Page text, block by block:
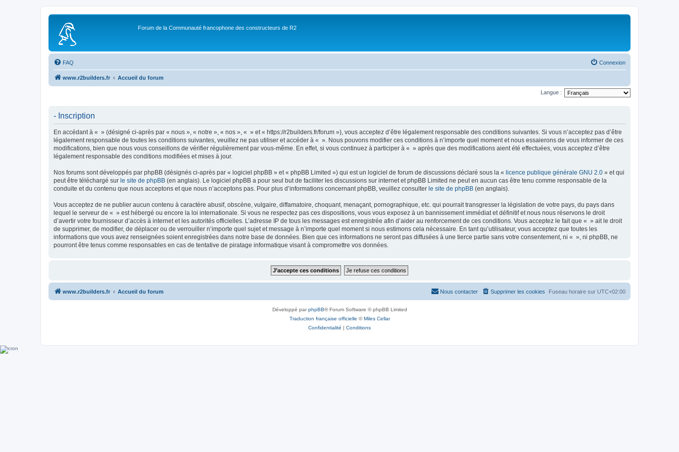
Forum de la Communauté francophone des constructeurs de R2
FAQ Connexion
www.r2builders.fr Accueil du forum
Langue :
- Inscription
En accédant à « » (désigné ci-après par « nous », « notre », « nos », « » et « https://r2builders.fr/forum »), vous acceptez d’être légalement responsable des conditions suivantes. Si vous n’acceptez pas d’être
légalement responsable de toutes les conditions suivantes, veuillez ne pas utiliser et accéder à « ». Nous pouvons modifier ces conditions à n’importe quel moment et nous essaierons de vous informer de ces
modifications, bien que nous vous conseillons de vérifier régulièrement par vous-même. En effet, si vous continuez à participer à « » après que des modifications aient été effectuées, vous acceptez d’être
légalement responsable des conditions modifiées et mises à jour.
Nos forums sont développés par phpBB (désignés ci-après par « logiciel phpBB » et « phpBB Limited ») qui est un logiciel de forum de discussions déclaré sous la « licence publique générale GNU 2.0 » et qui
peut être téléchargé sur le site de phpBB (en anglais). Le logiciel phpBB a pour seul but de faciliter les discussions sur internet et phpBB Limited ne peut en aucun cas être tenu comme responsable de la
conduite et du contenu que nous acceptons et que nous n’acceptons pas. Pour plus d’informations concernant phpBB, veuillez consulter le site de phpBB (en anglais).
Vous acceptez de ne publier aucun contenu à caractère abusif, obscène, vulgaire, diffamatoire, choquant, menaçant, pornographique, etc. qui pourrait transgresser la législation de votre pays, du pays dans
lequel le serveur de « » est hébergé ou encore la loi internationale. Si vous ne respectez pas ces dispositions, vous vous exposez à un bannissement immédiat et définitif et nous nous réservons le droit
d’avertir votre fournisseur d’accès à internet et les autorités officielles. L’adresse IP de tous les messages est enregistrée afin d’aider au renforcement de ces conditions. Vous acceptez le fait que « » ait le droit
de supprimer, de modifier, de déplacer ou de verrouiller n’importe quel sujet et message à n’importe quel moment si nous estimons cela nécessaire. En tant qu’utilisateur, vous acceptez que toutes les
informations que vous avez renseignées soient enregistrées dans notre base de données. Bien que ces informations ne seront pas diffusées à une tierce partie sans votre consentement, ni « », ni phpBB, ne
pourront être tenus comme responsables en cas de tentative de piratage informatique visant à compromettre vos données.
www.r2builders.fr Accueil du forum Fuseau horaire sur UTC+02:00
Supprimer les cookies
Nous contacter
Développé parphpBB® Forum Software © phpBB Limited
Traduction française officielle ©Miles Cellar
Confidentialité | Conditions